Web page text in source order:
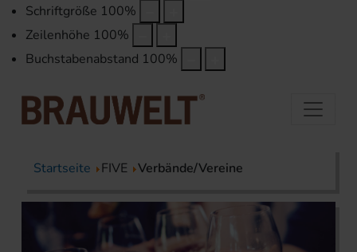
Schriftgröße 100%
Zeilenhöhe 100%
Buchstabenabstand 100%
Startseite FIVE Verbände/Vereine